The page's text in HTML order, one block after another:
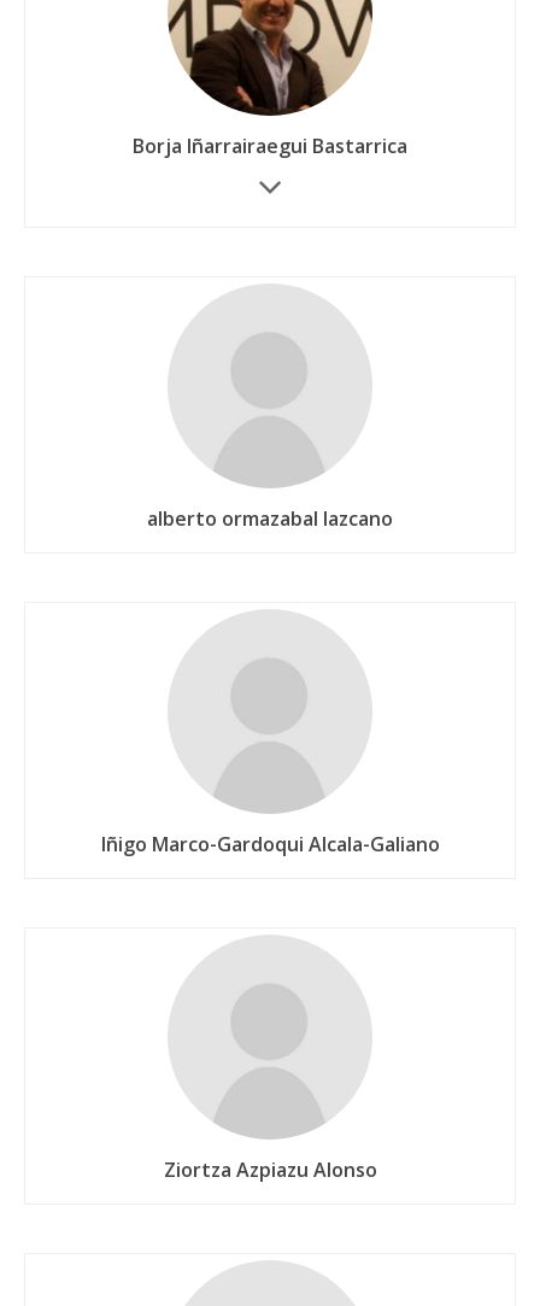
Borja Iñarrairaegui Bastarrica
alberto ormazabal lazcano
Iñigo Marco-Gardoqui Alcala-Galiano
Ziortza Azpiazu Alonso